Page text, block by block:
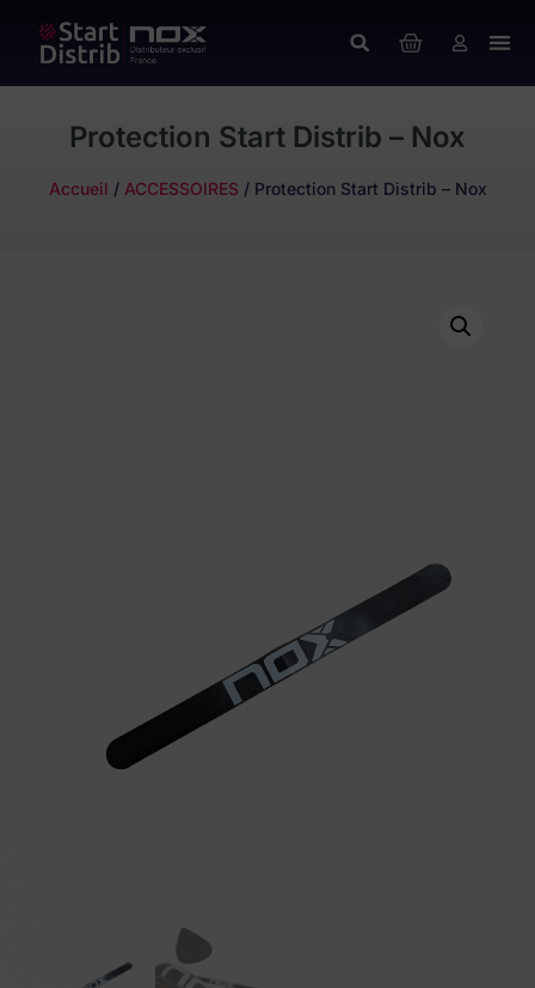
Protection Start Distrib – Nox
Accueil / ACCESSOIRES / Protection Start Distrib – Nox